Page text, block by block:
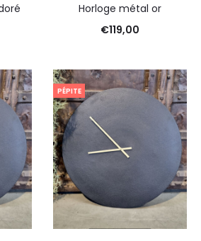
Horloge métal or
€119,00
PÉPITE